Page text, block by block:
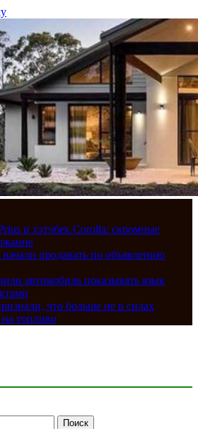
и хэтчбек Corolla: скромные
продавать по объявлению
автомобиль показывать язык
что больше не в силах
топливо